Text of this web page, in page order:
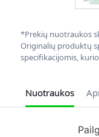
*Prekių nuotraukos
Originalių produktų
specifikacijomis,
Nuotraukos